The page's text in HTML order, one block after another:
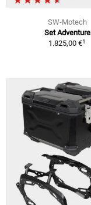
SW-Motech
Set Adventure
1.825,00 €1